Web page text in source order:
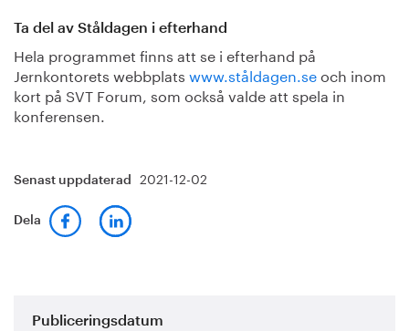
Ta del av Ståldagen i efterhand
Hela programmet finns att se i efterhand på
Jernkontorets webbplats www.ståldagen.seoch inom
kort på SVT Forum, som också valde att spela in
konferensen.
Senast uppdaterad 2021-12-02
Dela
Publiceringsdatum